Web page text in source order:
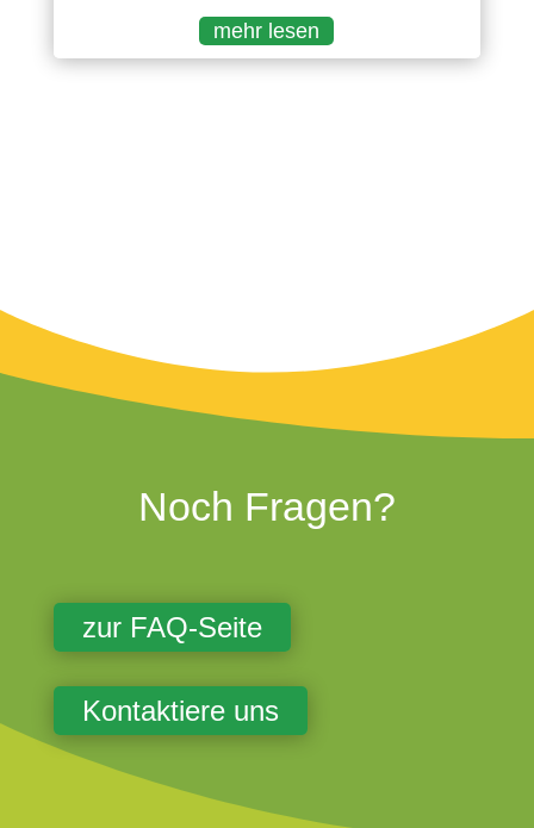
mehr lesen
Noch Fragen?
zur FAQ-Seite
Kontaktiere uns